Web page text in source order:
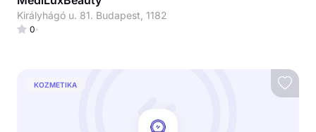
Királyhágó u. 81. Budapest, 1182
0
KOZMETIKA